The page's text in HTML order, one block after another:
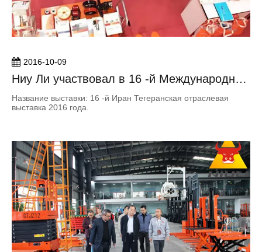
2016-10-09
Ниу Ли участвовал в 16 -й Международной
промышленной выставке Ирана Тегерана
2016
Название выставки: 16 -й Иран Тегеранская отраслевая
выставка 2016 года.